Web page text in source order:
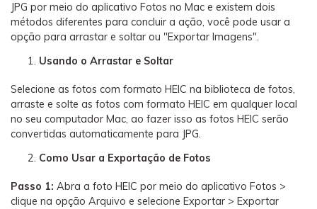
JPG por meio do aplicativo Fotos no Mac e existem dois
métodos diferentes para concluir a ação, você pode usar a
opção para arrastar e soltar ou "Exportar Imagens".
Usando o Arrastar e Soltar
Selecione as fotos com formato HEIC na biblioteca de fotos,
arraste e solte as fotos com formato HEIC em qualquer local
no seu computador Mac, ao fazer isso as fotos HEIC serão
convertidas automaticamente para JPG.
Como Usar a Exportação de Fotos
Passo 1: Abra a foto HEIC por meio do aplicativo Fotos >
clique na opção Arquivo e selecione Exportar > Exportar